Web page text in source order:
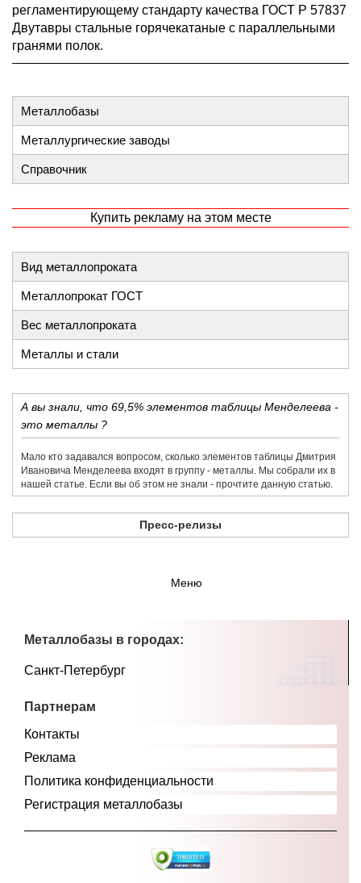
регламентирующему стандарту качества ГОСТ Р 57837
Двутавры стальные горячекатаные с параллельными
гранями полок.
Металлобазы
Металлургические заводы
Справочник
Купить рекламу на этом месте
Вид металлопроката
Металлопрокат ГОСТ
Вес металлопроката
Металлы и стали
А вы знали, что 69,5% элементов таблицы Менделеева -
это металлы ?
Мало кто задавался вопросом, сколько элементов таблицы Дмитрия
Ивановича Менделеева входят в группу - металлы. Мы собрали их в
нашей статье. Если вы об этом не знали - прочтите данную статью.
Пресс-релизы
Меню
Металлобазы в городах:
Санкт-Петербург
Партнерам
Контакты
Реклама
Политика конфиденциальности
Регистрация металлобазы